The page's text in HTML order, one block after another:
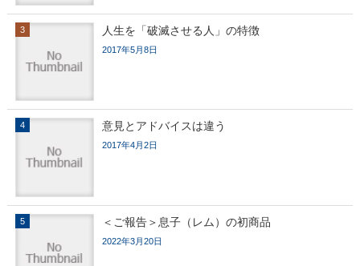
人生を「破滅させる人」の特徴
2017年5月8日
意見とアドバイスは違う
2017年4月2日
＜ご報告＞息子（レム）の初商品
2022年3月20日